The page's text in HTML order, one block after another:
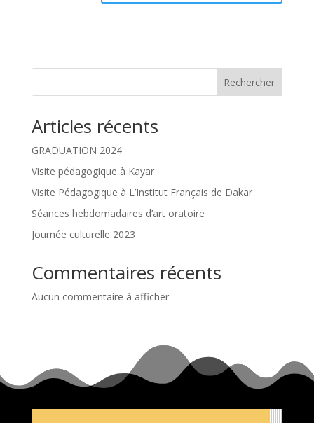
Rechercher
Articles récents
GRADUATION 2024
Visite pédagogique à Kayar
Visite Pédagogique à L’Institut Français de Dakar
Séances hebdomadaires d’art oratoire
Journée culturelle 2023
Commentaires récents
Aucun commentaire à afficher.